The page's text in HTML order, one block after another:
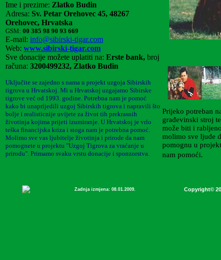
Ime i prezime: Zlatko Budin
Adresa: Sv. Petar Orehovec 45, 48267
Orehovec, Hrvatska
GSM: 00 385 98 90 93 669
E-mail: info@sibirski-tigar.com
Web: www.sibirski-tigar.com
Sve donacije možete uplatiti na: Erste bank, broj
računa: 3200499232, Zlatko Budin
Uključite se zajedno s nama u projekt uzgoja Sibirskih
tigrova u Hrvatskoj. Mi u Hrvatskoj uzgajamo Sibirske
tigrove već od 1993. godine. Potrebna nam je pomoć
kako bi unaprijedili uzgoj Sibirskih tigrova i napravili što
bolje i realisticnije uvijete za život tih prekrasnih
životinja kojima prijeti izumiranje. U Hrvatskoj je vrlo
teška financijska kriza i stoga nam je potrebna pomoć.
Molimo sve vas ljubitelje životinja i prirode da nam
pomognete u projektu "Uzgoj Tigrova za vraćanje u
prirodu". Primamo svaku vrstu donacije i sponzorstva.
Prijeko potreban
građevinski stroj
može biti i
molimo sve ljude
pomognu u
nam pomoći.
Zadnja izmjena: 08.01.2009. Copyright©